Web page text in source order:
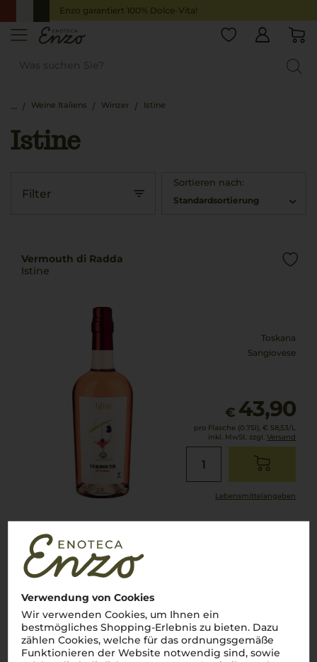
Verwendung von Cookies
Wir verwenden Cookies, um Ihnen ein
bestmögliches Shopping-Erlebnis zu bieten. Dazu
zählen Cookies, welche für das ordnungsgemäße
Funktionieren der Website notwendig sind, sowie
Enzo garantiert 100% Dolce-Vita!
Weine Italiens Winzer Istine
Istine
Filter
Sortieren nach:
Standardsortierung
Vermouth di Radda
Istine
Toskana
Sangiovese
€ 43,90
pro Flasche (0.75l), € 58,53/L
inkl. MwSt. zzgl. Versand
Lebensmittel­angaben
2019
Levigne Chianti Classico Riserva
Istine
Sangiovese
trocken